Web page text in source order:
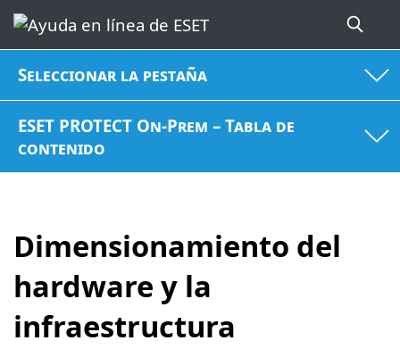
Seleccionar la pestaña
ESET PROTECT On-Prem – Tabla de
contenido
Dimensionamiento del
hardware y la
infraestructura